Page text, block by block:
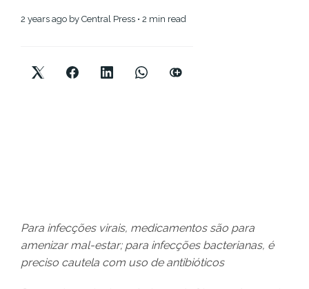
2 years ago by Central Press • 2 min read
Para infecções virais, medicamentos são para
amenizar mal-estar; para infecções bacterianas, é
preciso cautela com uso de antibióticos